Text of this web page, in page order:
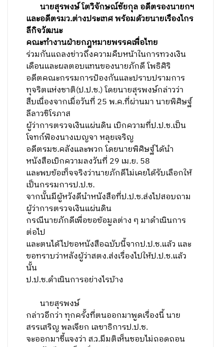
นายสุรพงษ์ โตวิจักษณ์ชัยกุล อดีตรองนายกฯ
และอดีตรมว.ต่างประเทศ พร้อมด้วยนายเรืองไกร
ลีกิจวัฒนะ
คณะทำงานฝ่ายกฎหมายพรรคเพื่อไทย
ร่วมกันแถลงข่าวถึงความคืบหน้าในการทวงเงิน
เดือนและผลตอบแทนของนายภักดี โพธิศิริ
อดีตคณะกรรมการป้องกันและปราบปรามการ
ทุจริตแห่งชาติ(ป.ป.ช.) โดยนายสุรพงษ์กล่าวว่า
สืบเนื่องจากเมื่อวันที่ 25 พ.ค.ที่ผ่านมา นายพิศิษฐ์
ลีลาวชิโรภาส
ผู้ว่าการตรวจเงินแผ่นดิน เบิกความที่ป.ป.ช.เป็น
โจทก์ฟ้องนางเบญจา หลุยเจริญ
อดีตรมช.คลังและพวก โดยนายพิศิษฐ์ได้นำ
หนังสือเบิกความลงวันที่ 29 เม.ย. 58
และพบข้อเท็จจริงว่านายภักดีไม่เคยได้รับเลือกให้
เป็นกรรมการป.ป.ช.
จากนั้นมีผู้หวังดีนำหนังสือที่ป.ป.ช.ส่งไปสอบถาม
ผู้ว่าการตรวจเงินแผ่นดิน
กรณีนายภักดีเพื่อขอข้อมูลต่าง ๆ มาดำเนินการ
ต่อไป
และตนได้ไปขอหนังสือฉบับนี้จากป.ป.ช.แล้ว และ
ขอทราบว่าหลังผู้ว่าสตง.ส่งเรื่องไปให้ป.ป.ช.แล้ว
นั้น
ป.ป.ช.ดำเนินการอย่างไรบ้าง
นายสุรพงษ์
กล่าวอีกว่า ทุกครั้งที่ตนออกมาพูดเรื่องนี้ นาย
สรรเสริญ พลเจียก เลขาธิการป.ป.ช.
จะออกมาชี้แจงว่า ส.ว.มีมติเห็นชอบไม่ถอดถอน